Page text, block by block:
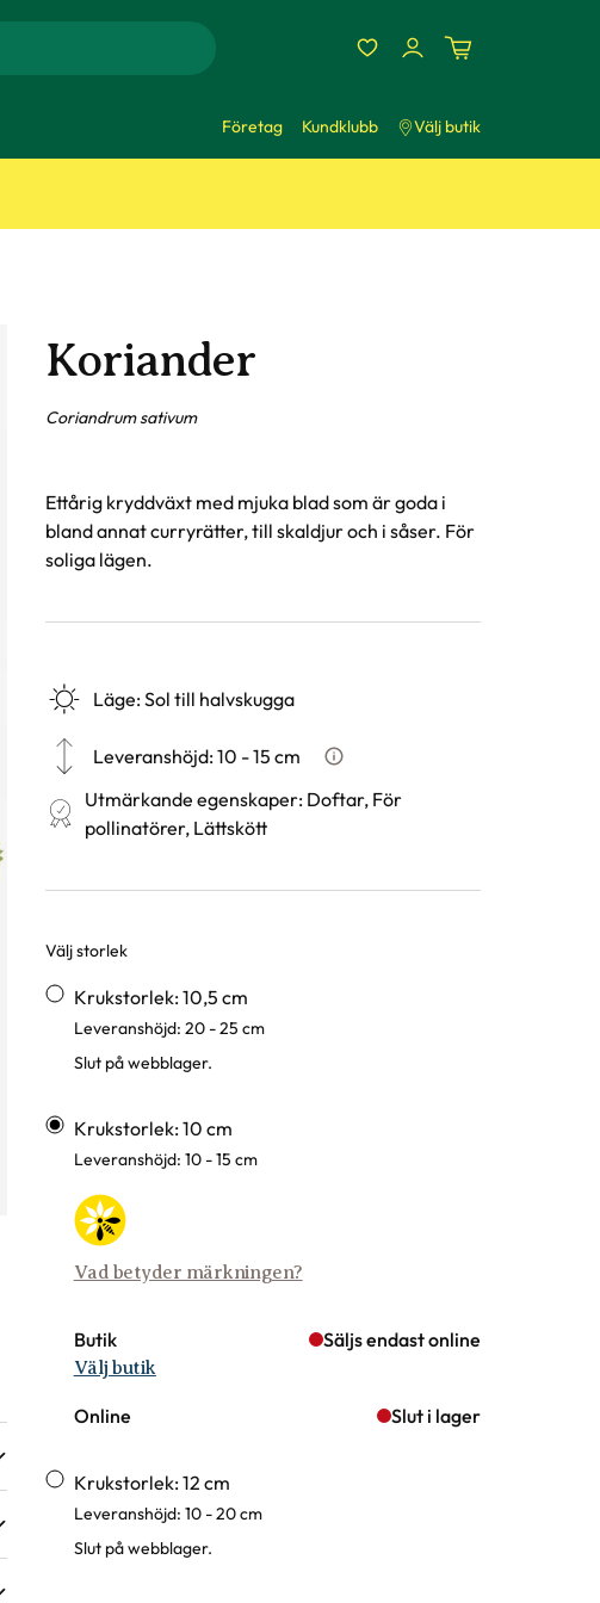
Företag Kundklubb Välj butik
Koriander
Coriandrum sativum
Ettårig kryddväxt med mjuka blad som är goda i
bland annat curryrätter, till skaldjur och i såser. För
soliga lägen.
Läge:Sol till halvskugga
Leveranshöjd:10 - 15 cm
Hur vi mäter leveranshöjd på
Utmärkande egenskaper: Doftar, För
pollinatörer, Lättskött
Välj storlek
Varianter
Krukstorlek: 10,5 cm
Leveranshöjd: 20 - 25 cm
Slut på webblager.
Krukstorlek: 10 cm
Leveranshöjd: 10 - 15 cm
Vad betyder märkningen?
Butik Säljs endast online
Välj butik
Online Slut i lager
Krukstorlek: 12 cm
Leveranshöjd: 10 - 20 cm
Slut på webblager.